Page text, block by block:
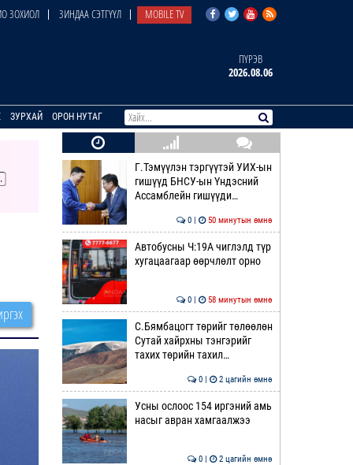
ЗОХИОЛ ЗИНДАА СЭТГҮҮЛ MOBILE TV
ПҮРЭВ
2026.08.06
ЗУРХАЙ ОРОН НУТАГ
Г.Тэмүүлэн тэргүүтэй УИХ-ын
гишүүд БНСУ-ын Үндэсний
Ассамблейн гишүүди…
0 | 50 минутын өмнө
Автобусны Ч:19А чиглэлд түр
хугацаагаар өөрчлөлт орно
0 | 58 минутын өмнө
С.Бямбацогт төрийг төлөөлөн
Сутай хайрхны тэнгэрийг
тахих төрийн тахил…
0 | 2 цагийн өмнө
Усны ослоос 154 иргэний амь
насыг авран хамгаалжээ
0 | 2 цагийн өмнө